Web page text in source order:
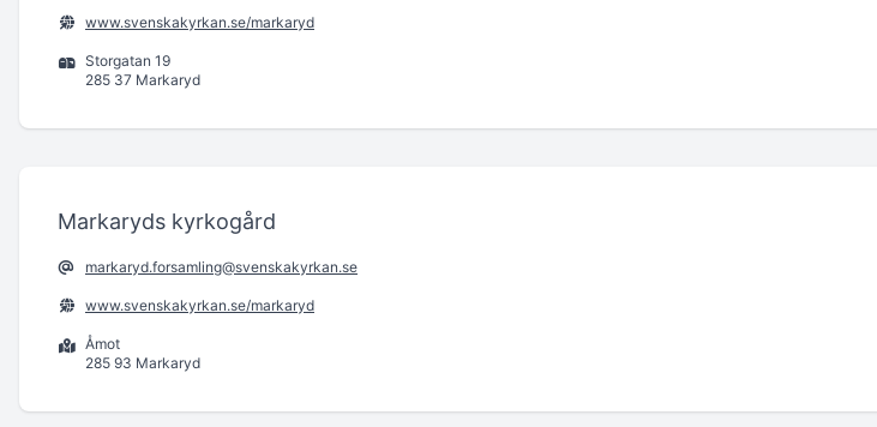
www.svenskakyrkan.se/markaryd
Storgatan 19
285 37 Markaryd
Markaryds kyrkogård
markaryd.forsamling@svenskakyrkan.se
www.svenskakyrkan.se/markaryd
Åmot
285 93 Markaryd